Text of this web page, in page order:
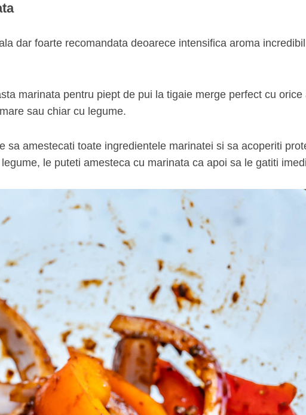
dar foarte recomandata deoarece intensifica aroma
marinata pentru piept de pui la tigaie merge perfect cu orice
sau chiar cu legume.
sa amestecati toate ingredientele marinatei si sa acoperiti
le puteti amesteca cu marinata ca apoi sa le gatiti